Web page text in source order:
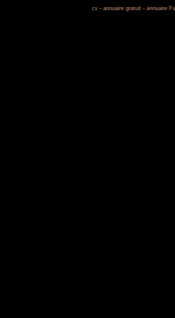
cv - annuaire gratuit - annuaire